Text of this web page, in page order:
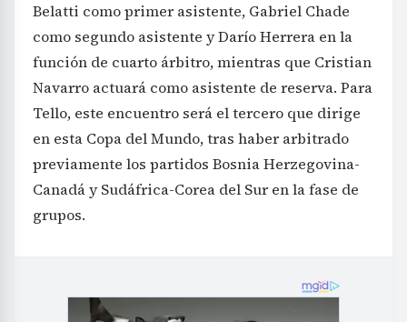
Belatti como primer asistente, Gabriel Chade
como segundo asistente y Darío Herrera en la
función de cuarto árbitro, mientras que Cristian
Navarro actuará como asistente de reserva. Para
Tello, este encuentro será el tercero que dirige
en esta Copa del Mundo, tras haber arbitrado
previamente los partidos Bosnia Herzegovina-
Canadá y Sudáfrica-Corea del Sur en la fase de
grupos.